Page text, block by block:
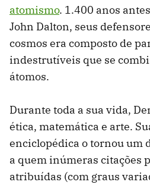
atomismo. 1.400 anos
John Dalton, seus
cosmos era composto de
indestrutíveis que se
átomos.
Durante toda a sua vida,
ética, matemática e arte.
enciclopédica o tornou um
a quem inúmeras citações
atribuídas (com graus